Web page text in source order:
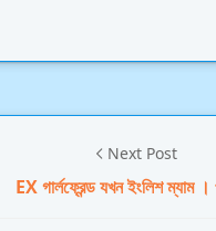
Next Post
EX গার্লফ্রেন্ড যখন ইংলিশ ম্যাম ।